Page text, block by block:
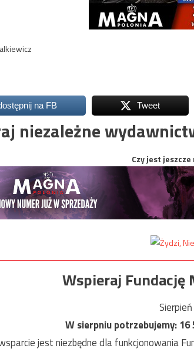
na FB Tweet
niezależne
Czy jest
Wspieraj Fundację
W sierpniu potrzebujemy:16
jest niezbędne dla funkcjonowania